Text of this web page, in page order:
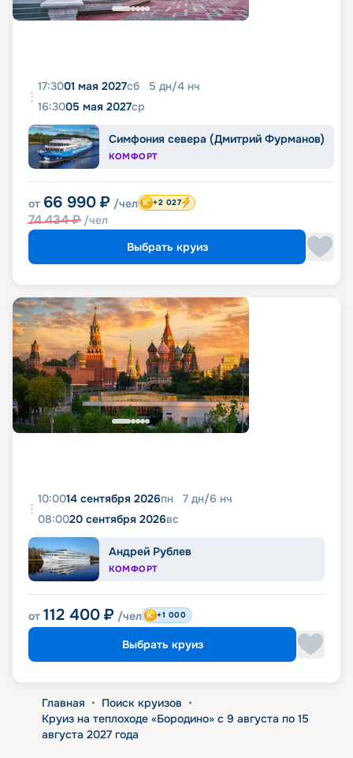
17:3001 мая 2027сб 5 дн/4 нч
16:3005 мая 2027ср
Симфония севера (Дмитрий Фурманов)
КОМФОРТ
от 66 990 ₽ /чел
74 434₽ /чел
+2 027
Выбрать круиз
10:0014 сентября 2026пн 7 дн/6 нч
08:0020 сентября 2026вс
Андрей Рублев
КОМФОРТ
от 112 400 ₽ /чел +1 000
Выбрать круиз
Главная • Поиск круизов •
Круиз на теплоходе «Бородино» с 9 августа по 15
августа 2027 года